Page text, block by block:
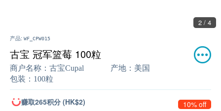
2 / 4
产品: WF_CPW015
古宝 冠军篮莓 100粒
商户名称： 古宝Cupal 产地： 美国
包装： 100粒
赚取265积分 (HK$2) 10% off